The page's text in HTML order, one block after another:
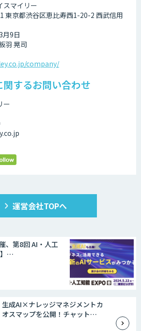
スマイリー
東京都渋谷区恵比寿西1-20-2 西武信用
月9日
羽 晃司
company/
するお問い合わせ
ー
運営会社TOPへ
、第8回 AI・人工
】…
生成AI×ナレッジマネジメントカ
オスマップを公開！チャット…